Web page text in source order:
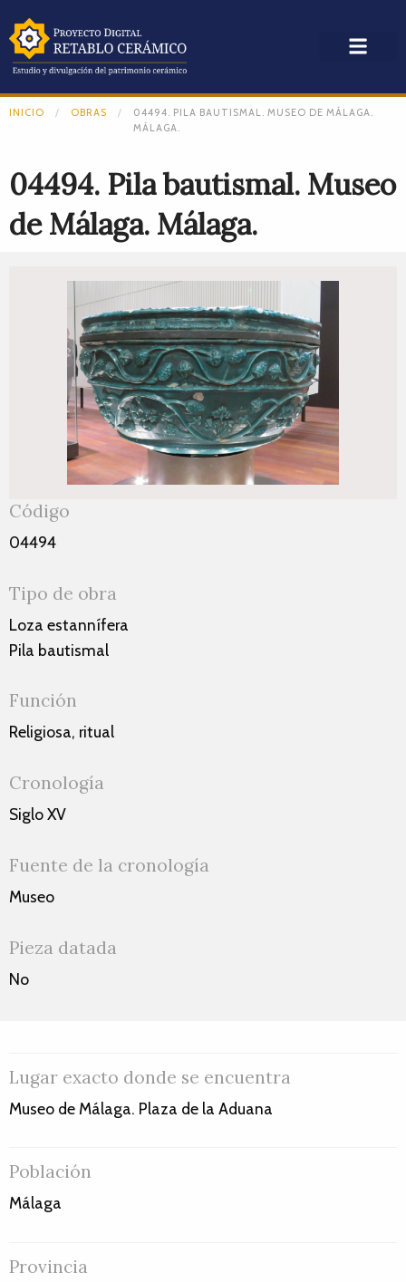
INICIO OBRAS
04494. PILA BAUTISMAL. MUSEO DE MÁLAGA.
MÁLAGA.
04494. Pila bautismal. Museo
de Málaga. Málaga.
Código
04494
Tipo de obra
Loza estannífera
Pila bautismal
Función
Religiosa, ritual
Cronología
Siglo XV
Fuente de la cronología
Museo
Pieza datada
No
Lugar exacto donde se encuentra
Museo de Málaga. Plaza de la Aduana
Población
Málaga
Provincia